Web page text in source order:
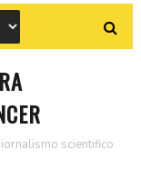
scientifico